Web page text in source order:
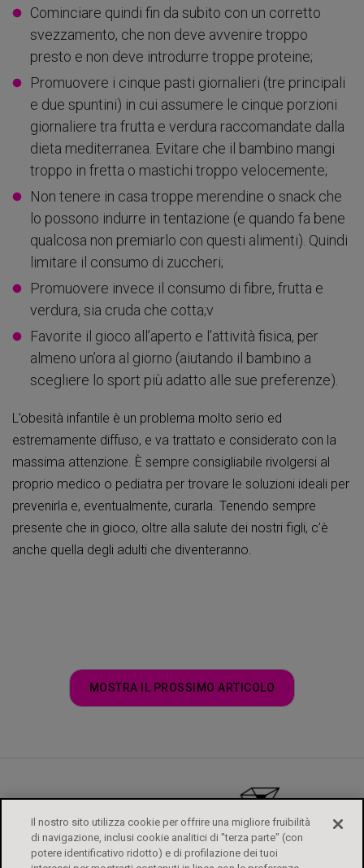
Cominciare quindi fin da subito con un corretto
svezzamento, che non deve avvenire troppo
presto e non deve introdurre troppe proteine;
Promuovere i cinque pasti giornalieri (tre principali
e due spuntini) in cui assumere le cinque porzioni
giornaliere tra frutta e verdura raccomandate dalla
dieta mediterranea. Evitare che il bambino mangi
troppo in fretta o mastichi troppo velocemente;
Non tenere in casa troppe merendine o snack che
lo possono indurre in tentazione (e quando fa bene
qualcosa non premiarlo con questi alimenti). Quindi
limitare il consumo di zuccheri;
Promuovere invece il consumo di fibre, frutta e
verdura, sia cruda che cotta;v
Favorite il gioco all’aperto e l’attività fisica, per
almeno un’ora al giorno (aiutando il bambino a
scegliere lo sport più adatto alle sue preferenze).
L’obesità infantile è un problema molto serio ed
estremamente diffuso, e va trattato e considerato con la
massima attenzione. È sempre consigliabile rivolgersi al
proprio medico o pediatra per trovare le soluzioni ideali per
prevenirla e, eventualmente, curarla. Tenendo sempre
presente che in gioco, oltre alla salute dei nostri figli, c’è
anche quella degli adulti che diventeranno.
MOSTRA IL PROSSIMO ARTICOLO
Il nostro sito utilizza cookie per offrire una migliore fruibilità
di navigazione, inclusi cookie analitici di "terza parte" (con
potere identificativo ridotto) e di profilazione dei tuoi